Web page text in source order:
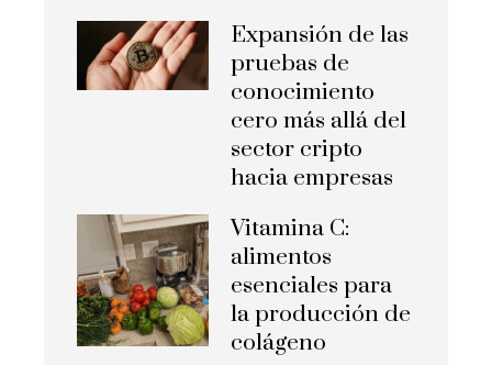
Expansión de las
pruebas de
conocimiento
cero más allá del
sector cripto
hacia empresas
Vitamina C:
alimentos
esenciales para
la producción de
colágeno